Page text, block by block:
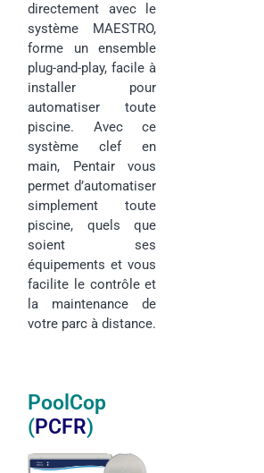
directement avec le
système MAESTRO,
forme un ensemble
plug-and-play, facile à
installer pour
automatiser toute
piscine. Avec ce
système clef en
main, Pentair vous
permet d’automatiser
simplement toute
piscine, quels que
soient ses
équipements et vous
facilite le contrôle et
la maintenance de
votre parc à distance.
PoolCop
(PCFR)